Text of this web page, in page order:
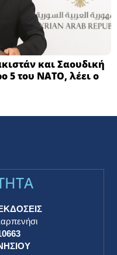
και Σαουδική
5 του ΝΑΤΟ, λέει ο